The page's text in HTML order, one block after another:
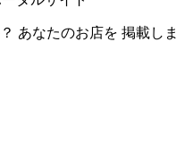
あなたのお店を 掲載しま